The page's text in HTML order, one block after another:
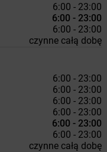
6:00 - 23:00
6:00 - 23:00
6:00 - 23:00
czynne całą dobę
6:00 - 23:00
6:00 - 23:00
6:00 - 23:00
6:00 - 23:00
6:00 - 23:00
6:00 - 23:00
czynne całą dobę